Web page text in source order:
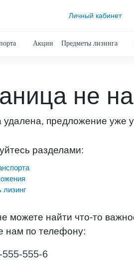
Личный кабинет
Акции Предметы лизинга
не
удалена, предложение уже
разделами:
лизинг
можете найти что-то
нам по телефону:
555-555-6